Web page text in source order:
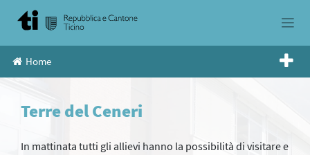
Home
Terre del Ceneri
In mattinata tutti gli allievi hanno la possibilità di visitare e